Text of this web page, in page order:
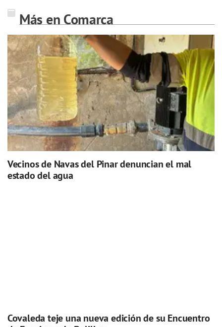
Más en Comarca
Vecinos de Navas del Pinar denuncian el mal
estado del agua
Covaleda teje una nueva edición de su Encuentro